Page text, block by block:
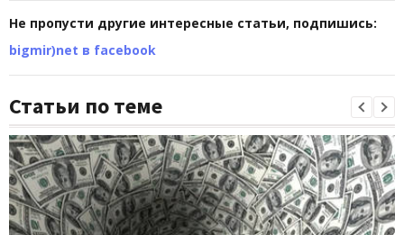
Не пропусти другие интересные статьи, подпишись:
bigmir)net в facebook
Статьи по теме